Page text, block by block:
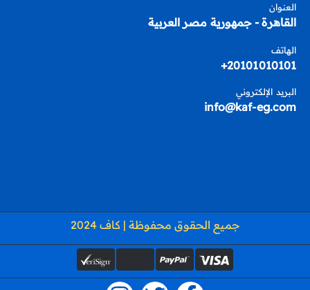
العنوان
القاهرة - جمهورية مصر العربية
الهاتف
20101010101+
البريد الإلكتروني
info@kaf-eg.com
جميع الحقوق محفوظة | كاف 2024